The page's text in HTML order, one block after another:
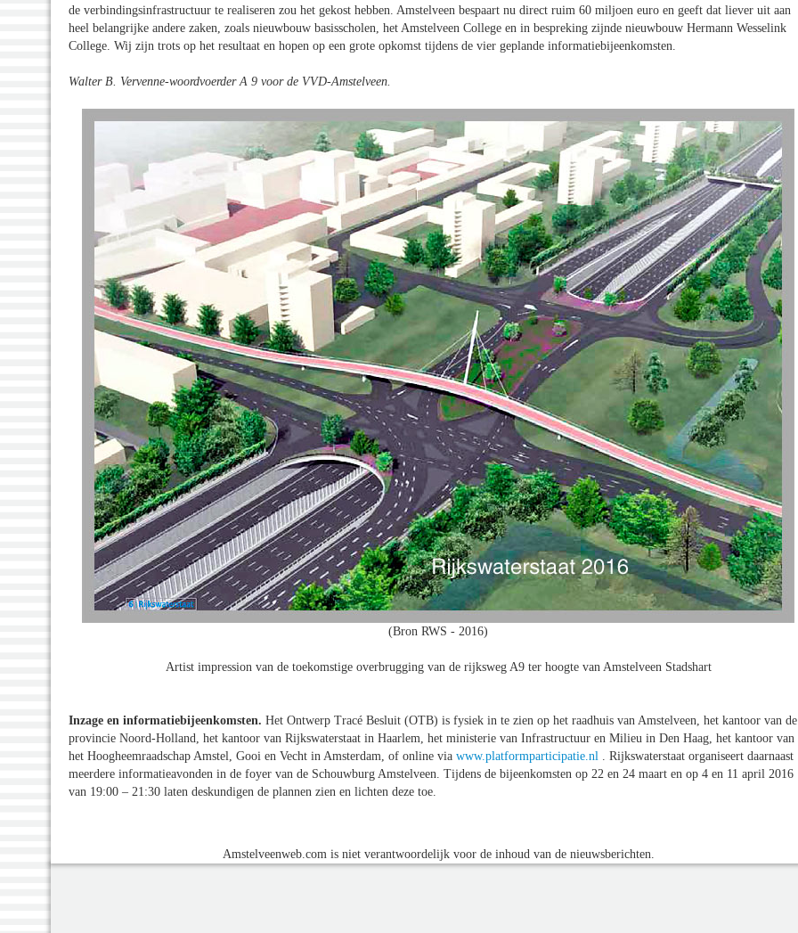
de verbindingsinfrastructuur te realiseren zou het gekost hebben. Amstelveen bespaart nu direct ruim 60 miljoen euro en geeft dat liever uit aan
heel belangrijke andere zaken, zoals nieuwbouw basisscholen, het Amstelveen College en in bespreking zijnde nieuwbouw Hermann Wesselink
College. Wij zijn trots op het resultaat en hopen op een grote opkomst tijdens de vier geplande informatiebijeenkomsten.
Walter B. Vervenne-woordvoerder A 9 voor de VVD-Amstelveen.
(Bron RWS - 2016)
Artist impression van de toekomstige overbrugging van de rijksweg A9 ter hoogte van Amstelveen Stadshart
Inzage en informatiebijeenkomsten. Het Ontwerp Tracé Besluit (OTB) is fysiek in te zien op het raadhuis van Amstelveen, het kantoor van de
provincie Noord-Holland, het kantoor van Rijkswaterstaat in Haarlem, het ministerie van Infrastructuur en Milieu in Den Haag, het kantoor van
het Hoogheemraadschap Amstel, Gooi en Vecht in Amsterdam, of online via www.platformparticipatie.nl . Rijkswaterstaat organiseert daarnaast
meerdere informatieavonden in de foyer van de Schouwburg Amstelveen. Tijdens de bijeenkomsten op 22 en 24 maart en op 4 en 11 april 2016
van 19:00 – 21:30 laten deskundigen de plannen zien en lichten deze toe.
Amstelveenweb.com is niet verantwoordelijk voor de inhoud van de nieuwsberichten.